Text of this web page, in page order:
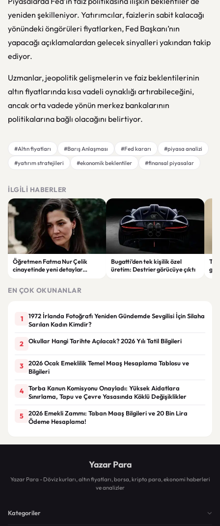
yeniden şekilleniyor. Yatırımcılar, faizlerin sabit kalacağı
yönündeki öngörüleri fiyatlarken, Fed Başkanı’nın
yapacağı açıklamalardan gelecek sinyalleri yakından takip
ediyor.
Uzmanlar, jeopolitik gelişmelerin ve faiz beklentilerinin
altın fiyatlarında kısa vadeli oynaklığı artırabileceğini,
ancak orta vadede yönün merkez bankalarının
politikalarına bağlı olacağını belirtiyor.
#Altın fiyatları #Barış Anlaşması #Fed kararı
#piyasa analizi
#yatırım stratejileri
#ekonomik beklentiler #finansal piyasalar
İLGILI HABERLER
Öğretmen Fatma Nur Çelik
cinayetinde yeni detaylar
Bugatti’den tek kişilik özel
üretim: Destrier görücüye çıktı
EN ÇOK OKUNANLAR
1
1972 İrlanda Fotoğrafı Yeniden Gündemde Sevgilisi İçin Silaha
Sarılan Kadın Kimdir?
2 Okullar Hangi Tarihte Açılacak? 2026 Yılı Tatil Bilgileri
3
2026 Ocak Emeklilik Temel Maaş Hesaplama Tablosu ve
Bilgileri
4
Torba Kanun Komisyonu Onayladı: Yüksek Aidatlara
Sınırlama, Tapu ve Çevre Yasasında Köklü Değişiklikler
5
2026 Emekli Zammı: Taban Maaş Bilgileri ve 20 Bin Lira
Ödeme Hesaplama!
Yazar Para
Yazar Para - Döviz kurları, altın fiyatları, borsa, kripto para, ekonomi haberleri
ve analizler
Kategoriler